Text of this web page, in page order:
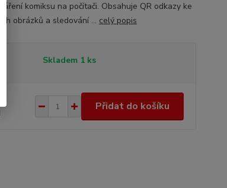
komiksu na počítači. Obsahuje QR odkazy ke
obrázků a sledování ... celý popis
Skladem 1 ks
Přidat do košíku